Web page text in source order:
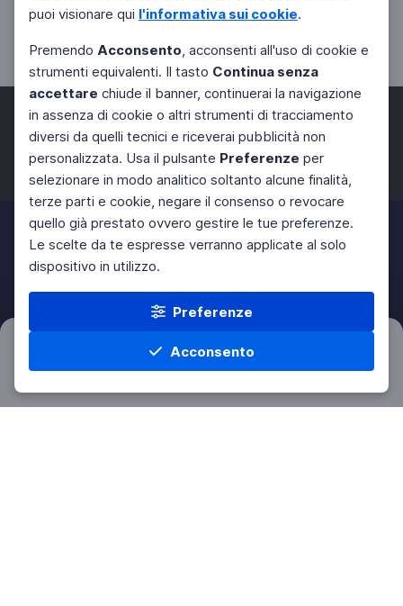
puoi visionare qui l'informativa sui cookie.
Premendo Acconsento, acconsenti all'uso di cookie e
strumenti equivalenti. Il tasto Continua senza
accettare chiude il banner, continuerai la navigazione
in assenza di cookie o altri strumenti di tracciamento
diversi da quelli tecnici e riceverai pubblicità non
personalizzata. Usa il pulsante Preferenze per
selezionare in modo analitico soltanto alcune finalità,
terze parti e cookie, negare il consenso o revocare
quello già prestato ovvero gestire le tue preferenze.
Le scelte da te espresse verranno applicate al solo
dispositivo in utilizzo.
Preferenze
Acconsento
Home Materie Cerca Menu
Facebook Twitter Instagram